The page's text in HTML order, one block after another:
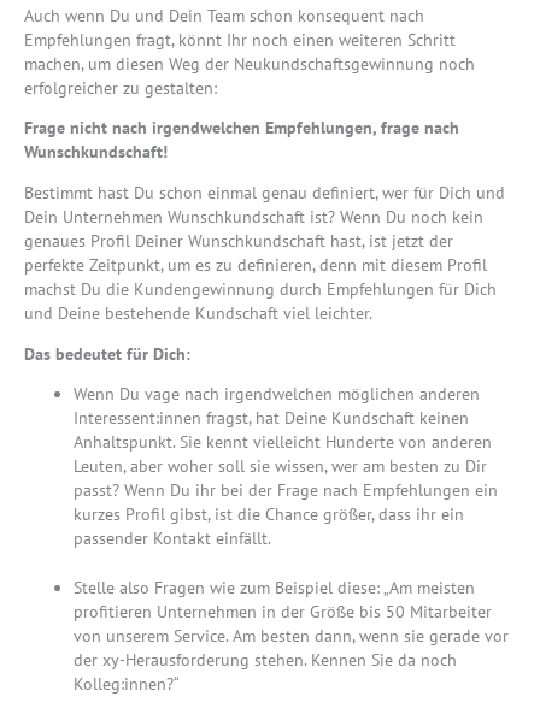
Auch wenn Du und Dein Team schon konsequent nach
Empfehlungen fragt, könnt Ihr noch einen weiteren Schritt
machen, um diesen Weg der Neukundschaftsgewinnung noch
erfolgreicher zu gestalten:
Frage nicht nach irgendwelchen Empfehlungen, frage nach
Wunschkundschaft!
Bestimmt hast Du schon einmal genau definiert, wer für Dich und
Dein Unternehmen Wunschkundschaft ist? Wenn Du noch kein
genaues Profil Deiner Wunschkundschaft hast, ist jetzt der
perfekte Zeitpunkt, um es zu definieren, denn mit diesem Profil
machst Du die Kundengewinnung durch Empfehlungen für Dich
und Deine bestehende Kundschaft viel leichter.
Das bedeutet für Dich:
Wenn Du vage nach irgendwelchen möglichen anderen
Interessent:innen fragst, hat Deine Kundschaft keinen
Anhaltspunkt. Sie kennt vielleicht Hunderte von anderen
Leuten, aber woher soll sie wissen, wer am besten zu Dir
passt? Wenn Du ihr bei der Frage nach Empfehlungen ein
kurzes Profil gibst, ist die Chance größer, dass ihr ein
passender Kontakt einfällt.
Stelle also Fragen wie zum Beispiel diese: „Am meisten
profitieren Unternehmen in der Größe bis 50 Mitarbeiter
von unserem Service. Am besten dann, wenn sie gerade vor
der xy-Herausforderung stehen. Kennen Sie da noch
Kolleg:innen?“